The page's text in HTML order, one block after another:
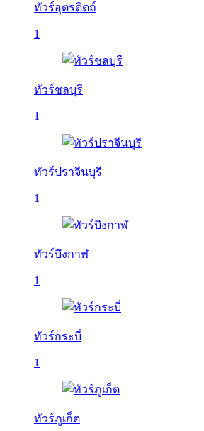
ทัวร์อุตรดิตถ์
1
ทัวร์ชลบุรี
1
ทัวร์ปราจีนบุรี
1
ทัวร์บึงกาฬ
1
ทัวร์กระบี่
1
ทัวร์ภูเก็ต